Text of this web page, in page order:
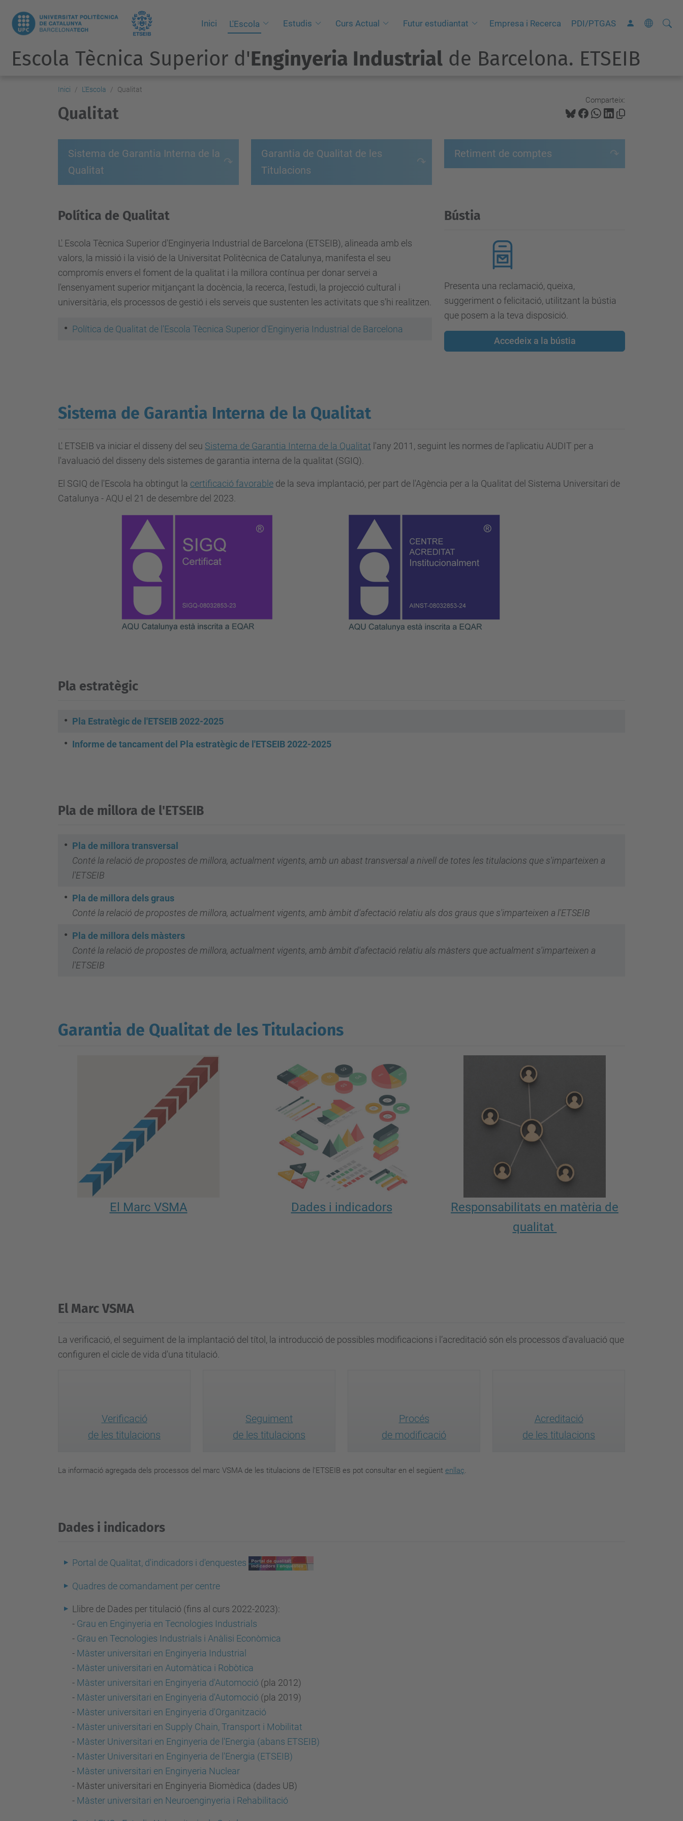
Inici L'Escola Estudis Curs Actual Futur estudiantat Empresa i Recerca PDI/PTGAS Cerca
C
Escola Tècnica Superior d'Enginyeria Industrialde Barcelona. ETSEIB
Inici L'Escola Qualitat
Comparteix:
Qualitat
Sistema de Garantia Interna de la
Qualitat
Garantia de Qualitat de les
Titulacions
Retiment de comptes
Política de Qualitat
L' Escola Tècnica Superior d'Enginyeria Industrial de Barcelona (ETSEIB), alineada amb els
valors, la missió i la visió de la Universitat Politècnica de Catalunya, manifesta el seu
compromís envers el foment de la qualitat i la millora contínua per donar servei a
l'ensenyament superior mitjançant la docència, la recerca, l'estudi, la projecció cultural i
universitària, els processos de gestió i els serveis que sustenten les activitats que s'hi realitzen.
Política de Qualitat de l'Escola Tècnica Superior d'Enginyeria Industrial de Barcelona
Bústia
Presenta una reclamació, queixa,
suggeriment o felicitació, utilitzant la bústia
que posem a la teva disposició.
Accedeix a la bústia
Sistema de Garantia Interna de la Qualitat
L' ETSEIB va iniciar el disseny del seu Sistema de Garantia Interna de la Qualitat l'any 2011, seguint les normes de l'aplicatiu AUDIT per a
l'avaluació del disseny dels sistemes de garantia interna de la qualitat (SGIQ).
El SGIQ de l'Escola ha obtingut la certificació favorable de la seva implantació, per part de l'Agència per a la Qualitat del Sistema Universitari de
Catalunya - AQU el 21 de desembre del 2023.
Pla estratègic
Pla Estratègic de l'ETSEIB 2022-2025
Informe de tancament del Pla estratègic de l'ETSEIB 2022-2025
Pla de millora de l'ETSEIB
Pla de millora transversal
Conté la relació de propostes de millora, actualment vigents, amb un abast transversal a nivell de totes les titulacions que s'imparteixen a
l'ETSEIB
Pla de millora dels graus
Conté la relació de propostes de millora, actualment vigents, amb àmbit d'afectació relatiu als dos graus que s'imparteixen a l'ETSEIB
Pla de millora dels màsters
Conté la relació de propostes de millora, actualment vigents, amb àmbit d'afectació relatiu als màsters que actualment s'imparteixen a
l'ETSEIB
Garantia de Qualitat de les Titulacions
El Marc VSMA Dades i indicadors
Responsabilitats en matèria de
qualitat
El Marc VSMA
La verificació, el seguiment de la implantació del títol, la introducció de possibles modificacions i l’acreditació són els processos d'avaluació que
configuren el cicle de vida d'una titulació.
Verificació
de les titulacions
Seguiment
de les titulacions
Procés
de modificació
Acreditació
de les titulacions
La informació agregada dels processos del marc VSMA de les titulacions de l'ETSEIB es pot consultar en el següent enllaç.
Dades i indicadors
Portal de Qualitat, d'indicadors i d'enquestes
Quadres de comandament per centre
Llibre de Dades per titulació (fins al curs 2022-2023):
- Grau en Enginyeria en Tecnologies Industrials
- Grau en Tecnologies Industrials i Anàlisi Econòmica
- Màster universitari en Enginyeria Industrial
- Màster universitari en Automàtica i Robòtica
- Màster universitari en Enginyeria d'Automoció (pla 2012)
- Màster universitari en Enginyeria d'Automoció (pla 2019)
- Màster universitari en Enginyeria d'Organització
- Màster universitari en Supply Chain, Transport i Mobilitat
- Màster Universitari en Enginyeria de l'Energia (abans ETSEIB)
- Màster Universitari en Enginyeria de l'Energia (ETSEIB)
- Màster universitari en Enginyeria Nuclear
- Màster universitari en Enginyeria Biomèdica (dades UB)
- Màster universitari en Neuroenginyeria i Rehabilitació